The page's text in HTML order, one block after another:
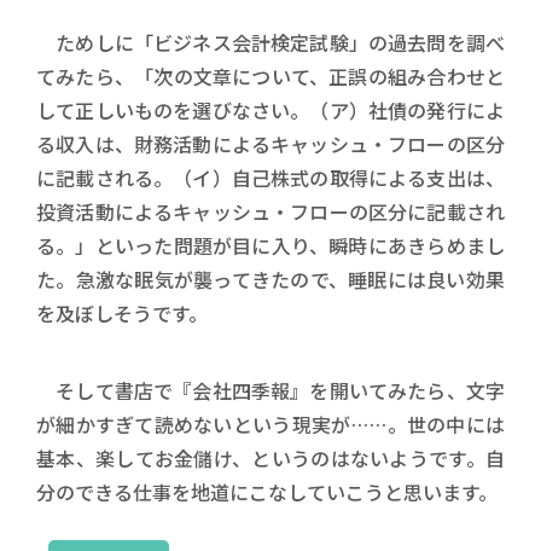
ためしに「ビジネス会計検定試験」の過去問を調べ
てみたら、「次の文章について、正誤の組み合わせと
して正しいものを選びなさい。（ア）社債の発行によ
る収入は、財務活動によるキャッシュ・フローの区分
に記載される。（イ）自己株式の取得による支出は、
投資活動によるキャッシュ・フローの区分に記載され
る。」といった問題が目に入り、瞬時にあきらめまし
た。急激な眠気が襲ってきたので、睡眠には良い効果
を及ぼしそうです。
そして書店で『会社四季報』を開いてみたら、文字
が細かすぎて読めないという現実が……。世の中には
基本、楽してお金儲け、というのはないようです。自
分のできる仕事を地道にこなしていこうと思います。